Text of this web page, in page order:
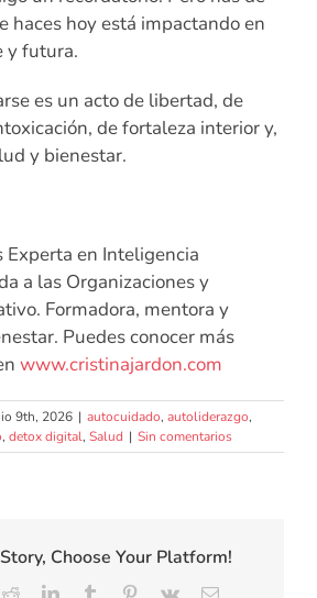
haces hoy está impactando en
y futura.
es un acto de libertad, de
de fortaleza interior y,
y bienestar.
Experta en Inteligencia
a las Organizaciones y
Formadora, mentora y
Puedes conocer más
www.cristinajardon.com
9th, 2026 | autocuidado, autoliderazgo,
, detox digital, Salud | Sin comentarios
Choose Your Platform!
RedditLinkedInTumblr Pinterest
Vk
Correo